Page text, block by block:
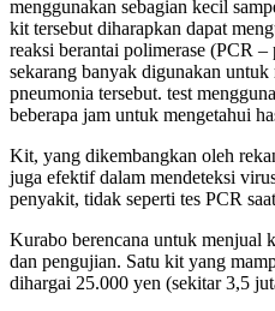
menggunakan sebagian kecil
kit tersebut diharapkan dapat
reaksi berantai polimerase (PCR
sekarang banyak digunakan
pneumonia tersebut. test
beberapa jam untuk mengetahui
Kit, yang dikembangkan oleh
juga efektif dalam mendeteksi
penyakit, tidak seperti tes PCR
Kurabo berencana untuk menjual
dan pengujian. Satu kit yang
dihargai 25.000 yen (sekitar 3,5